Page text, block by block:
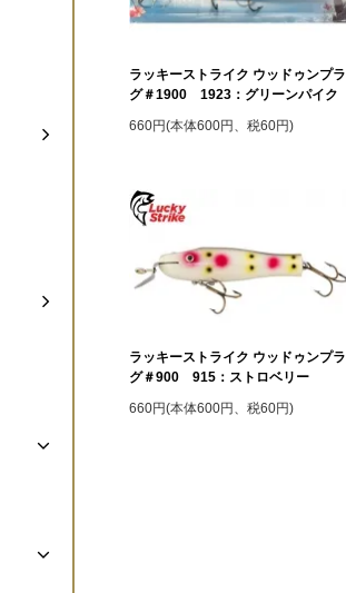
ラッキーストライク ウッドゥンプラ
グ＃1900 1923：グリーンパイク
660円(本体600円、税60円)
ラッキーストライク ウッドゥンプラ
グ＃900 915：ストロベリー
660円(本体600円、税60円)